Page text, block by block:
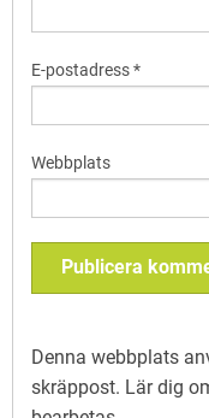
E-postadress*
Webbplats
Denna webbplats
skräppost. Lär dig